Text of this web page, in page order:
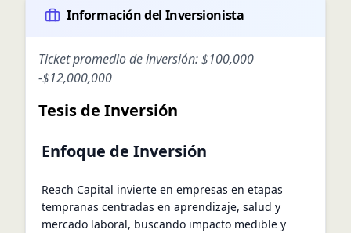
Información del Inversionista
Ticket promedio de inversión:$100,000
-$12,000,000
Tesis de Inversión
Enfoque de Inversión
Reach Capital invierte en empresas en etapas
tempranas centradas en aprendizaje, salud y
mercado laboral, buscando impacto medible y